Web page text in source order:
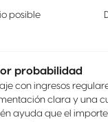
posible
probabilidad
con ingresos
clara y una
ayuda que el